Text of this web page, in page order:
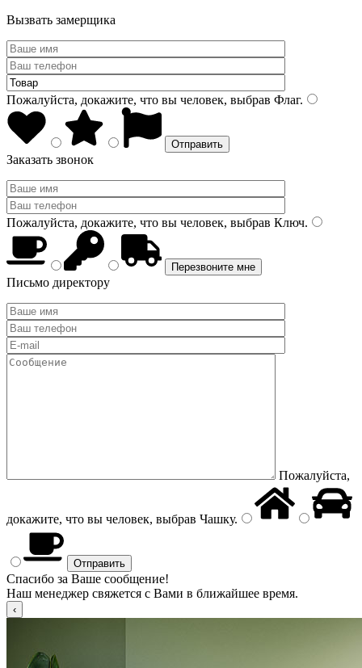
Вызвать замерщика
Пожалуйста, докажите, что вы человек, выбрав Флаг.
Заказать звонок
Пожалуйста, докажите, что вы человек, выбрав Ключ.
Письмо директору
Пожалуйста,
докажите, что вы человек, выбрав Чашку.
Спасибо за Ваше сообщение!
Наш менеджер свяжется с Вами в ближайшее время.